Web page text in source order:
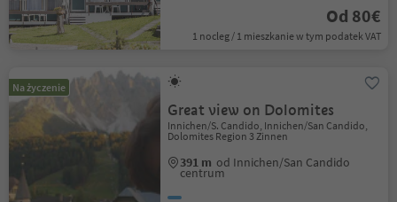
Od 80€
1 nocleg / 1 mieszkanie w tym podatek VAT
Na życzenie
Great view on Dolomites
Innichen/S. Candido, Innichen/San Candido,
Dolomites Region 3 Zinnen
391 m od Innichen/San Candido
centrum